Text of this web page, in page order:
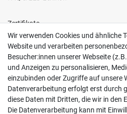
Zertifikate
Wir verwenden Cookies und ähnliche
Website und verarbeiten
Besucher:innen unserer Webseite
und Anzeigen zu personalisieren,
einzubinden oder Zugriffe auf unsere
Datenverarbeitung erfolgt erst durch
diese Daten mit Dritten, die wir in den
Die Datenverarbeitung kann mit